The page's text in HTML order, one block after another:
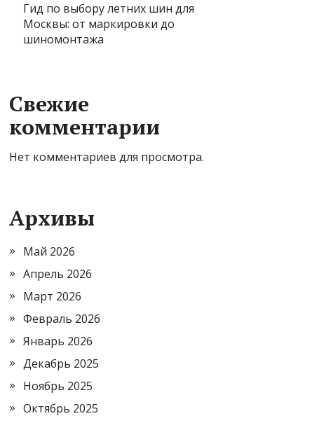
Гид по выбору летних шин для
Москвы: от маркировки до
шиномонтажа
Свежие
комментарии
Нет комментариев для просмотра.
Архивы
Май 2026
Апрель 2026
Март 2026
Февраль 2026
Январь 2026
Декабрь 2025
Ноябрь 2025
Октябрь 2025